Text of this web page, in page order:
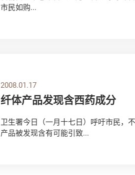
市民如购...
2008.01.17
纤体产品发现含西药成分
卫生署今日（一月十七日）呼吁市民，
产品被发现含有可能引致...